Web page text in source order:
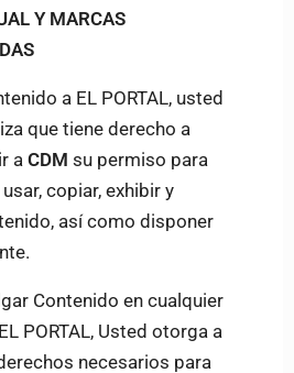
Y MARCAS
a EL PORTAL, usted
que tiene derecho a
a CDM su permiso para
copiar, exhibir y
así como disponer
Contenido en cualquier
PORTAL, Usted otorga a
necesarios para